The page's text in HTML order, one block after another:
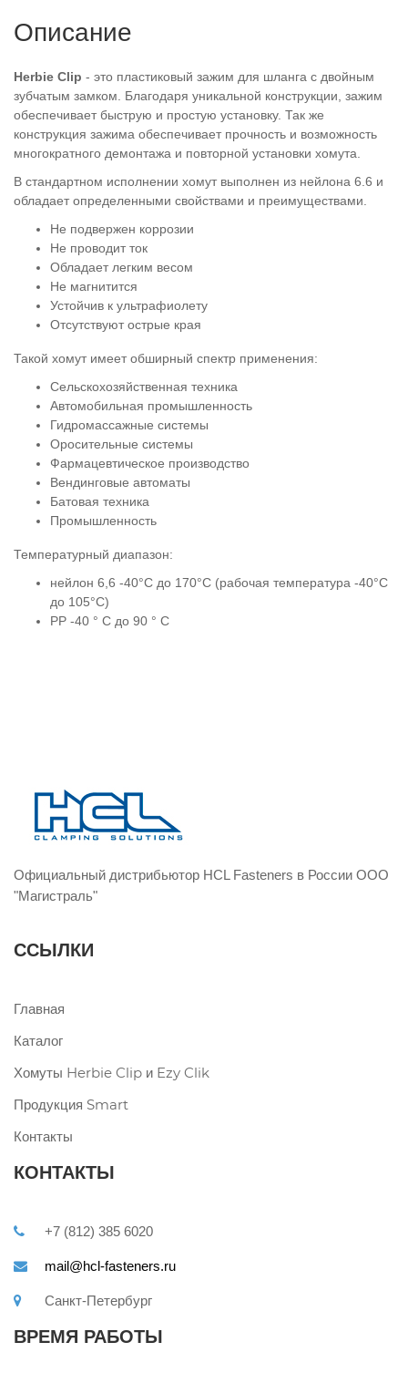
Описание
Herbie Clip - это пластиковый зажим для шланга с двойным
зубчатым замком. Благодаря уникальной конструкции, зажим
обеспечивает быструю и простую установку. Так же
конструкция зажима обеспечивает прочность и возможность
многократного демонтажа и повторной установки хомута.
В стандартном исполнении хомут выполнен из нейлона 6.6 и
обладает определенными свойствами и преимуществами.
Не подвержен коррозии
Не проводит ток
Обладает легким весом
Не магнитится
Устойчив к ультрафиолету
Отсутствуют острые края
Такой хомут имеет обширный спектр применения:
Сельскохозяйственная техника
Автомобильная промышленность
Гидромассажные системы
Оросительные системы
Фармацевтическое производство
Вендинговые автоматы
Батовая техника
Промышленность
Температурный диапазон:
нейлон 6,6 -40°C до 170°C (рабочая температура -40°C
до 105°C)
PP -40 ° C до 90 ° C
Официальный дистрибьютор HCL Fasteners в России ООО
"Магистраль"
ССЫЛКИ
Главная
Каталог
Хомуты Herbie Clip и Ezy Clik
Продукция Smart
Контакты
КОНТАКТЫ
+7 (812) 385 6020
mail@hcl-fasteners.ru
Санкт-Петербург
ВРЕМЯ РАБОТЫ